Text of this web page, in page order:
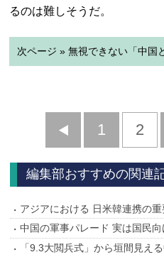
るのは難しそうだ。
次ページ » 無視できない「中国
前
へ
1 2
編集部おすすめの関連
アジアにおける 日米韓連携の重
中国の軍事パレード 実は国民向
「9.3大閲兵式」から垣間見え